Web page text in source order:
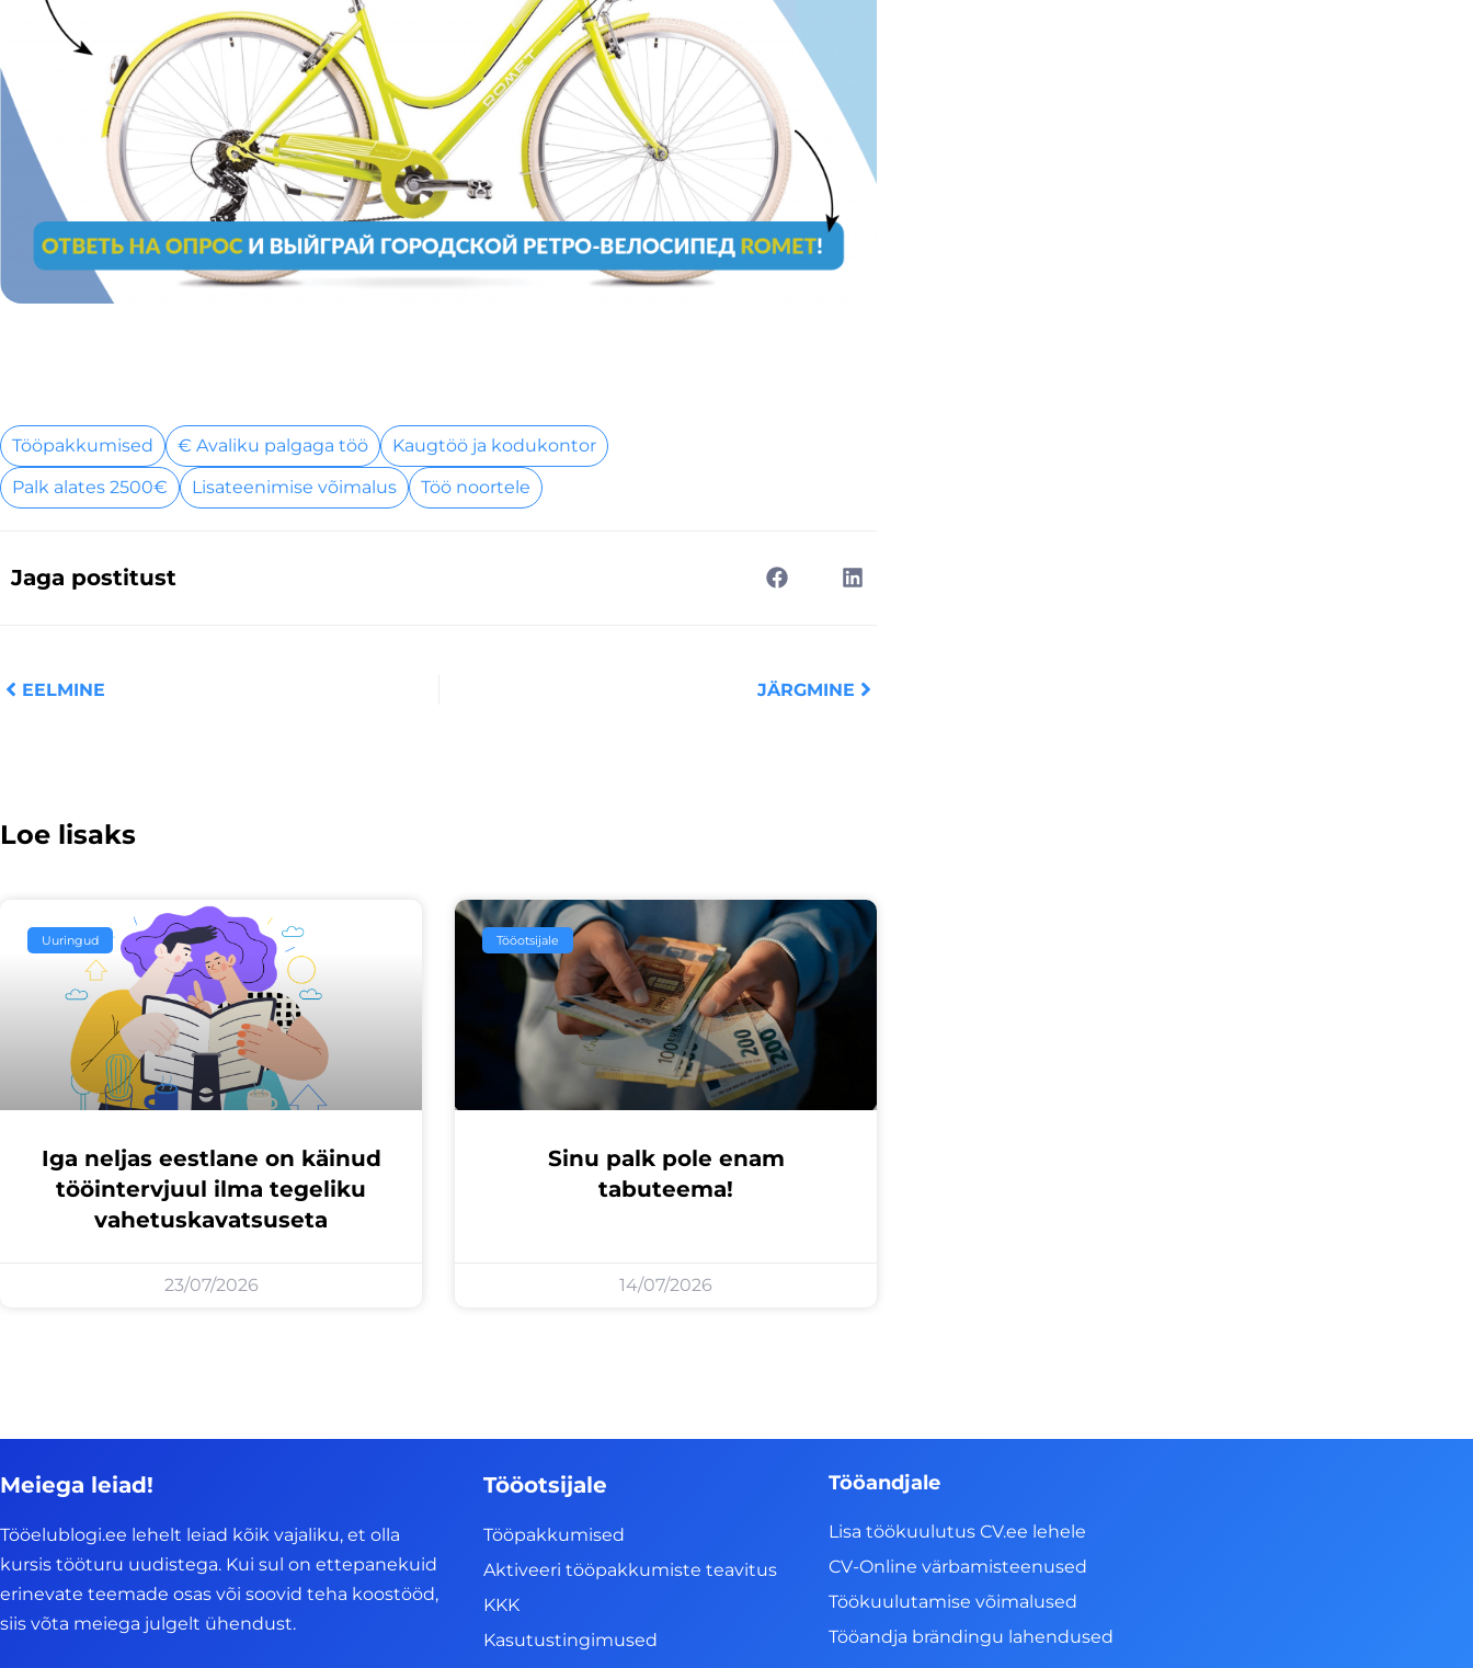
Tööpakkumised € Avaliku palgaga töö
Kaugtöö ja kodukontor
Palk alates 2500€
Lisateenimise võimalus Töö noortele
Jaga postitust
EELMINE JÄRGMINE
Loe lisaks
Uuringud
Iga neljas eestlane on käinud
tööintervjuul ilma tegeliku
vahetuskavatsuseta
23/07/2026
Tööotsijale
Sinu palk pole enam
tabuteema!
14/07/2026
Meiega leiad!
Tööelublogi.ee lehelt leiad kõik vajaliku, et olla
kursis tööturu uudistega. Kui sul on ettepanekuid
erinevate teemade osas või soovid teha koostööd,
siis võta meiega julgelt ühendust.
Tööotsijale
Tööpakkumised
Aktiveeri tööpakkumiste teavitus
KKK
Kasutustingimused
Tööandjale
Lisa töökuulutus CV.ee lehele
CV-Online värbamisteenused
Töökuulutamise võimalused
Tööandja brändingu lahendused